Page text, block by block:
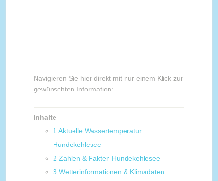
Navigieren Sie hier direkt mit nur einem Klick zur
gewünschten Information:
Inhalte
1 Aktuelle Wassertemperatur
Hundekehlesee
2 Zahlen & Fakten Hundekehlesee
3 Wetterinformationen & Klimadaten